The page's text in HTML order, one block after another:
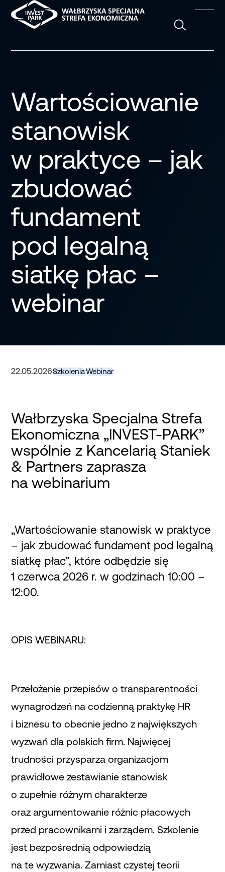
Wartościowanie
stanowisk
w praktyce – jak
zbudować
fundament
pod legalną
siatkę płac –
webinar
22.05.2026SzkoleniaWebinar
Wałbrzyska Specjalna Strefa
Ekonomiczna „INVEST-PARK”
wspólnie z Kancelarią Staniek
& Partners zaprasza
na webinarium
„Wartościowanie stanowisk w praktyce
– jak zbudować fundament pod legalną
siatkę płac”, które odbędzie się
1 czerwca 2026 r. w godzinach 10:00 –
12:00.
OPIS WEBINARU:
Przełożenie przepisów o transparentności
wynagrodzeń na codzienną praktykę HR
i biznesu to obecnie jedno z największych
wyzwań dla polskich firm. Najwięcej
trudności przysparza organizacjom
prawidłowe zestawianie stanowisk
o zupełnie różnym charakterze
oraz argumentowanie różnic płacowych
przed pracownikami i zarządem. Szkolenie
jest bezpośrednią odpowiedzią
na te wyzwania. Zamiast czystej teorii